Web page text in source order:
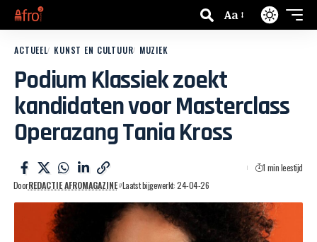
Aa
ACTUEEL KUNST EN CULTUUR MUZIEK
Podium Klassiek zoekt
kandidaten voor Masterclass
Operazang Tania Kross
DoorREDACTIE AFROMAGAZINE Laatst bijgewerkt: 24-04-26
1 min leestijd